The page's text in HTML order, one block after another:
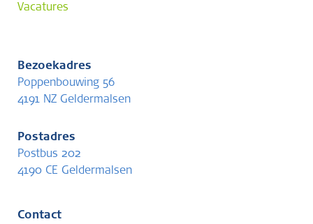
Vacatures
Bezoekadres
Poppenbouwing 56
4191 NZ Geldermalsen
Postadres
Postbus 202
4190 CE Geldermalsen
Contact